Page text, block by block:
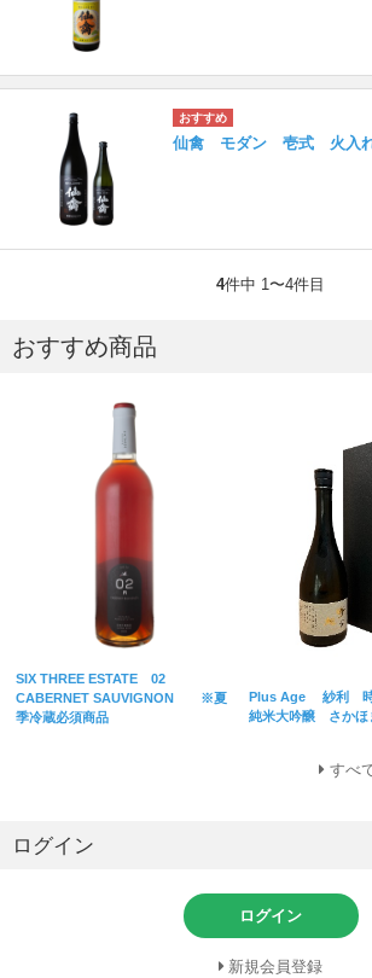
仙禽 モダン 壱式 火入
4件中 1〜4件目
おすすめ商品
SIX THREE ESTATE 02
CABERNET SAUVIGNON ※夏
季冷蔵必須商品
Plus Age 紗利
純米大吟醸 さかほ
すべ
ログイン
ログイン
新規会員登録